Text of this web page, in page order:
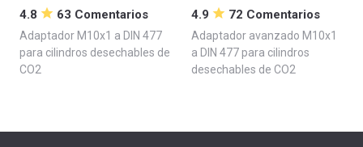
4.8 63 Comentarios
Adaptador M10x1 a DIN 477
para cilindros desechables de
CO2
4.9 72 Comentarios
Adaptador avanzado M10x1
a DIN 477 para cilindros
desechables de CO2